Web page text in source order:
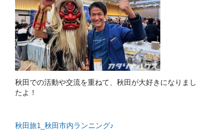
秋田での活動や交流を重ねて、秋田が大好きになりまし
たよ！
秋田旅1_秋田市内ランニング♪